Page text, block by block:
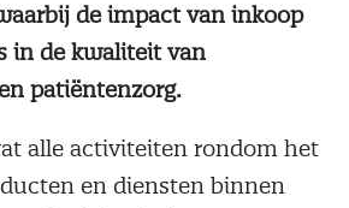
de impact van inkoop
in de kwaliteit van
patiëntenzorg.
alle activiteiten rondom het
en diensten binnen